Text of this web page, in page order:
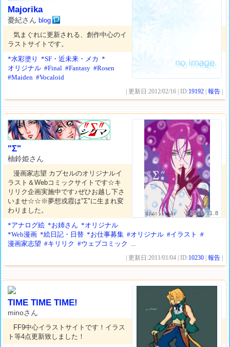
Majorika
憂紀さんblog
気まぐれに更新される、創作中心のイ
ラストサイトです。
*水彩塗り
*SF・近未来・メカ *
オリジナル #Final #Fantasy #Rosen
#Maiden #Vocaloid
| 更新日:2012/02/16 | ID:19192 |報告
2010.11.8
"Σ"
柚鈴姫さん
漫画家志望 カプセルのオリジナルイ
ラスト＆Webコミックサイトです☆キ
リリク企画実施中です♪ぜひお越し下さ
いませ☆☆※夢想戎霞は"Σ"に生まれ変
わりました。
*アナログ絵 *お姉さん *オリジナル
*Web漫画 *絵日記・日替 *お仕事募集 #オリジナル #イラスト
#
漫画家志望 #キリリク #ウェブコミック ...
| 更新日:2011/01/04 | ID:10230 |報告
TIME TIME TIME!
minoさん
FF9中心イラストサイトです！イラス
ト等4点更新致しました！